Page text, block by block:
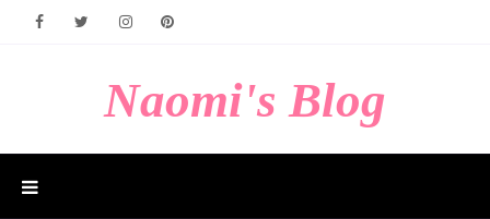
Naomi's Blog